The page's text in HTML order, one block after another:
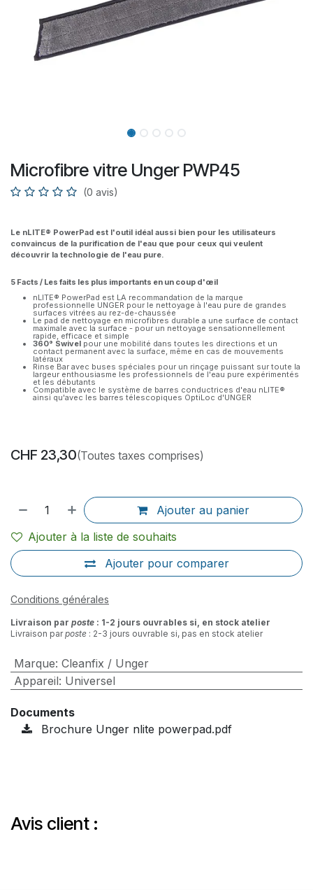
Microfibre vitre Unger PWP45
(0 avis)
Le nLITE® PowerPad est l'outil idéal aussi bien pour les utilisateurs
convaincus de la purification de l'eau que pour ceux qui veulent
découvrir la technologie de l'eau pure.
5 Facts / Les faits les plus importants en un coup d'œil
nLITE® PowerPad est LA recommandation de la marque
professionnelle UNGER pour le nettoyage à l'eau pure de grandes
surfaces vitrées au rez-de-chaussée
Le pad de nettoyage en microfibres durable a une surface de contact
maximale avec la surface - pour un nettoyage sensationnellement
rapide, efficace et simple
360° Swivel pour une mobilité dans toutes les directions et un
contact permanent avec la surface, même en cas de mouvements
latéraux
Rinse Bar avec buses spéciales pour un rinçage puissant sur toute la
largeur enthousiasme les professionnels de l'eau pure expérimentés
et les débutants
Compatible avec le système de barres conductrices d'eau nLITE®
ainsi qu'avec les barres télescopiques OptiLoc d'UNGER
CHF 23,30(Toutes taxes comprises)
Ajouter au panier
Ajouter pour comparer
Ajouter à la liste de souhaits
Conditions générales
Livraison par poste : 1-2 jours ouvrables si, en stock atelier
Livraison parposte : 2-3 jours ouvrable si, pas en stock atelier
Marque: Cleanfix / Unger
Appareil: Universel
Documents
Brochure Unger nlite powerpad.pdf
Avis client :